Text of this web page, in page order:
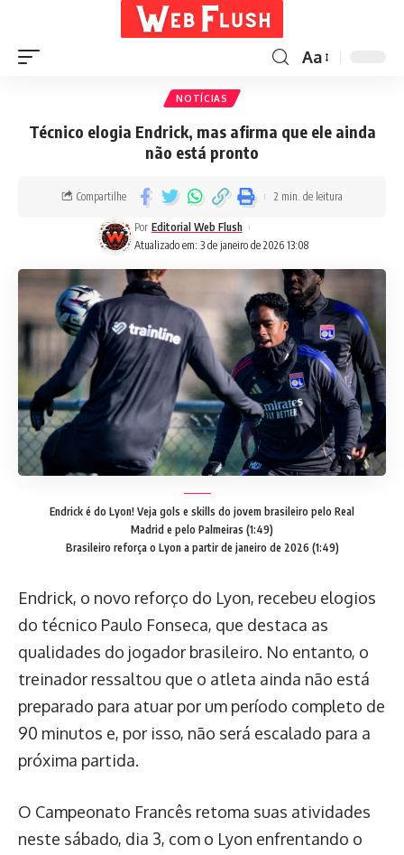
Aa
NOTÍCIAS
Técnico elogia Endrick, mas afirma que ele ainda
não está pronto
Atualizado em: 3 de janeiro de 2026 13:08
Por Editorial Web Flush
Compartilhe 2 min. de leitura
Endrick é do Lyon! Veja gols e skills do jovem brasileiro pelo Real
Madrid e pelo Palmeiras (1:49)
Brasileiro reforça o Lyon a partir de janeiro de 2026 (1:49)
Endrick, o novo reforço do Lyon, recebeu elogios
do técnico Paulo Fonseca, que destaca as
qualidades do jogador brasileiro. No entanto, o
treinador ressaltou que o atleta ainda não está
preparado para atuar por um período completo de
90 minutos e, por isso, não será escalado para a
próxima partida.
O Campeonato Francês retoma suas atividades
neste sábado, dia 3, com o Lyon enfrentando o